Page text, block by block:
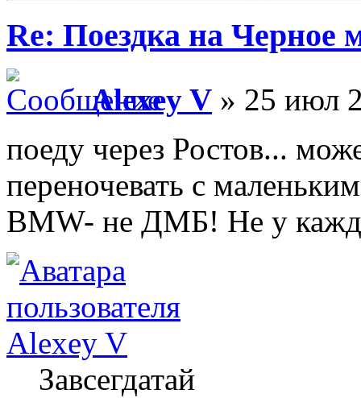
Re: Поездка на Черное
Alexey V » 25 июл
поеду через Ростов...
переночевать с
BMW- не ДМБ! Не у
Alexey V
Завсегдатай